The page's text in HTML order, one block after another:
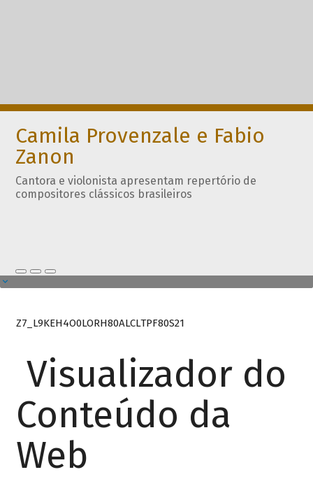
Camila Provenzale e Fabio
Zanon
Cantora e violonista apresentam repertório de
compositores clássicos brasileiros
Z7_L9KEH4O0LORH80ALCLTPF80S21
Visualizador do
Conteúdo da
Web